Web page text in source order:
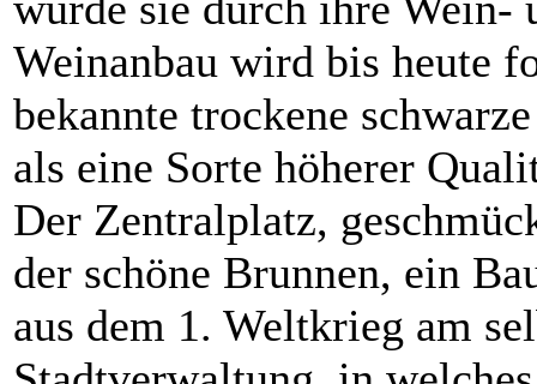
Weinanbau wird bis heute
bekannte trockene
als eine Sorte höherer
Der Zentralplatz,
der schöne Brunnen, ein
aus dem 1. Weltkrieg am